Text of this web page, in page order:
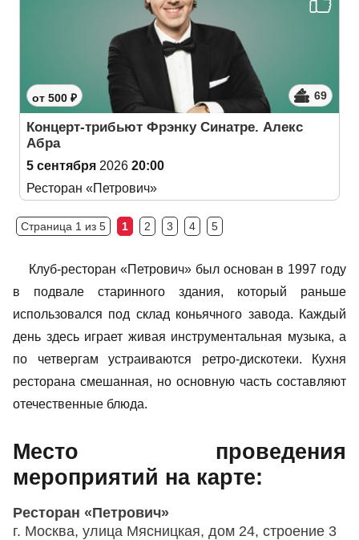
от 500 ₽ 69
Концерт-трибьют Фрэнку Синатре. Алекс
Абра
5 сентября 2026 20:00
Ресторан «Петрович»
Страница 1 из 5 1 2 3 4 5
Клуб-ресторан «Петрович» был основан в 1997 году
в подвале старинного здания, который раньше
использовался под склад коньячного завода. Каждый
день здесь играет живая инструментальная музыка, а
по четвергам устраиваются ретро-дискотеки. Кухня
ресторана смешанная, но основную часть составляют
отечественные блюда.
Место проведения
мероприятий на карте:
Ресторан «Петрович»
г. Москва, улица Мясницкая, дом 24, строение 3